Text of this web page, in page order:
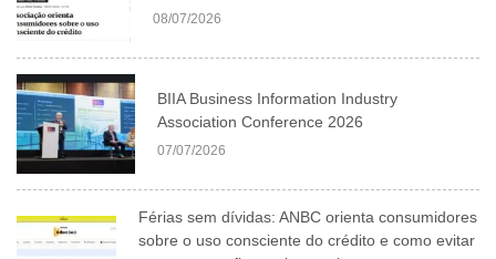
08/07/2026
BIIA Business Information Industry
Association Conference 2026
07/07/2026
Férias sem dívidas: ANBC orienta consumidores
sobre o uso consciente do crédito e como evitar